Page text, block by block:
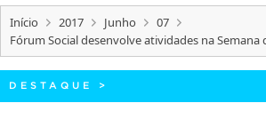
PORTARIAS
TELEFONES
Início 2017 Junho
07
Fórum Social desenvolve atividades na
DESTAQUE >